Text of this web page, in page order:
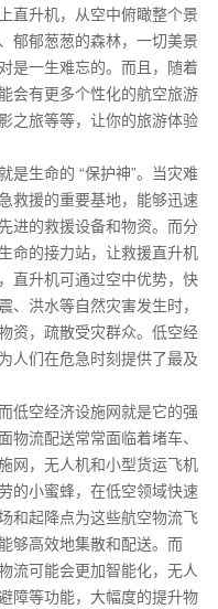
直升机，从空中俯瞰整个景
郁郁葱葱的森林，一切美景
是一生难忘的。而且，随着
会有更多个性化的航空旅游
之旅等等，让你的旅游体验
生命的 “保护神”。当灾难
救援的重要基地，能够迅速
进的救援设备和物资。而分
命的接力站，让救援直升机
直升机可通过空中优势，快
洪水等自然灾害发生时，
资，疏散受灾群众。低空经
人们在危急时刻提供了最及
空经济设施网就是它的强
流配送常常面临着堵车、
网，无人机和小型货运飞机
的小蜜蜂，在低空领域快速
和起降点为这些航空物流飞
够高效地集散和配送。而
流可能会更加智能化，无人
障等功能，大幅度的提升物